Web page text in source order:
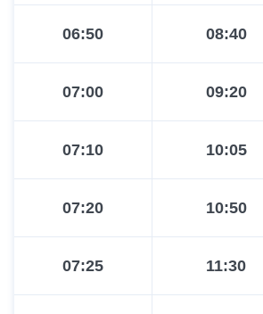
06:50 08:40
07:00 09:20
07:10 10:05
07:20 10:50
07:25 11:30